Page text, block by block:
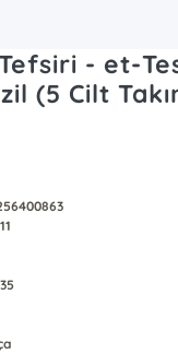
- et-
(5 Cilt